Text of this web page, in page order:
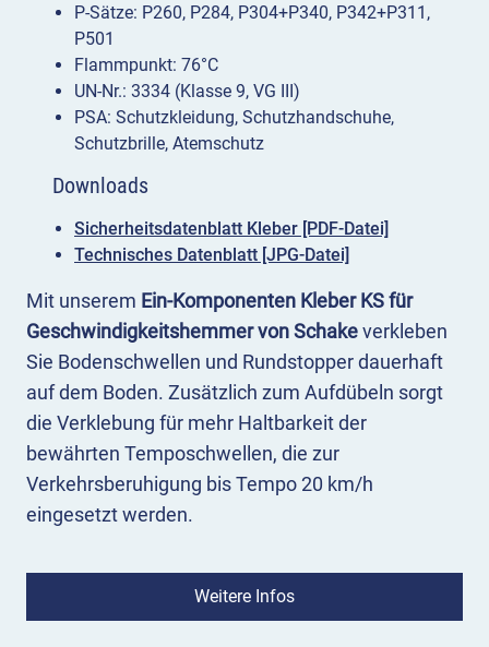
Mit unserem Ein-Komponenten Kleber KS für
Geschwindigkeitshemmer von Schakeverkleben
Sie Bodenschwellen und Rundstopper dauerhaft
auf dem Boden. Zusätzlich zum Aufdübeln sorgt
die Verklebung für mehr Haltbarkeit der
bewährten Temposchwellen, die zur
Verkehrsberuhigung bis Tempo 20 km/h
eingesetzt werden.
Für eine dauerhafte und besonders haltbare
Fixierung der Schake Bodenschwelle S800 sowie
Weitere Infos
P-Sätze: P260, P284, P304+P340, P342+P311,
P501
Flammpunkt: 76°C
UN-Nr.: 3334 (Klasse 9, VG III)
PSA: Schutzkleidung, Schutzhandschuhe,
Schutzbrille, Atemschutz
Downloads
Sicherheitsdatenblatt Kleber [PDF-Datei]
Technisches Datenblatt [JPG-Datei]